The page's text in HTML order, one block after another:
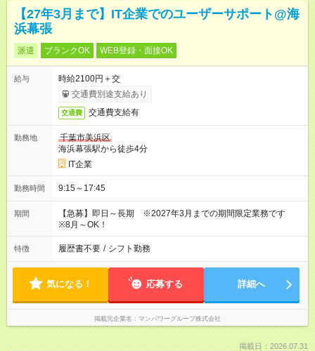
【27年3月まで】IT企業でのユーザーサポート@海
浜幕張
派遣 ブランクOK WEB登録・面接OK
給与
時給2100円＋交
交通費別途支給あり
交通費 交通費支給有
勤務地
千葉市美浜区
海浜幕張駅から徒歩4分
IT企業
勤務時間 9:15～17:45
期間
【急募】即日～長期 ※2027年3月までの期間限定業務です
※8月～OK！
特徴 履歴書不要 / シフト勤務
気になる！ 応募する 詳細へ
掲載元企業名 マンパワーグループ株式会社
掲載日：2026.07.31